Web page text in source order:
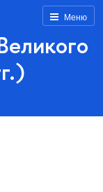
Меню